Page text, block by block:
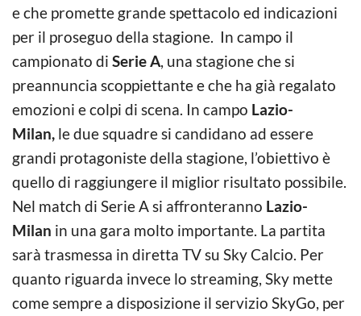
e che promette grande spettacolo ed indicazioni
per il proseguo della stagione. In campo il
campionato di Serie A, una stagione che si
preannuncia scoppiettante e che ha già regalato
emozioni e colpi di scena. In campo Lazio-
Milan, le due squadre si candidano ad essere
grandi protagoniste della stagione, l’obiettivo è
quello di raggiungere il miglior risultato possibile.
Nel match di Serie A si affronteranno Lazio-
Milan in una gara molto importante. La partita
sarà trasmessa in diretta TV su Sky Calcio. Per
quanto riguarda invece lo streaming, Sky mette
come sempre a disposizione il servizio SkyGo, per